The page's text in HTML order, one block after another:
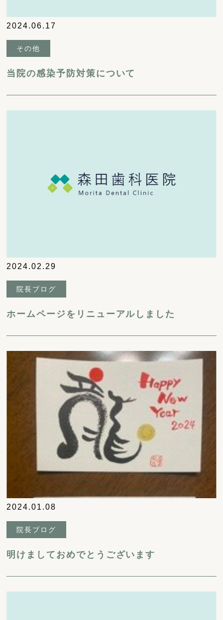
2024.06.17
その他
当院の感染予防対策について
2024.02.29
院長ブログ
ホームページをリニューアルしました
2024.01.08
院長ブログ
明けましておめでとうございます